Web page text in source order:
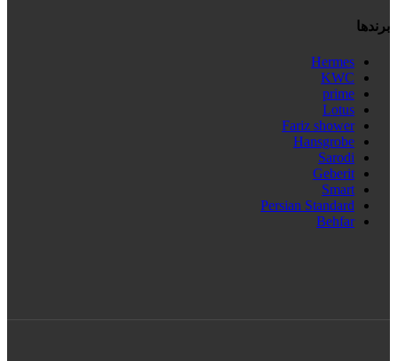
برندها
Hermes
KWC
prime
Lotus
Fariz shower
Hansgrobe
Sarodi
Geberit
Smart
Persian Standard
Behfar